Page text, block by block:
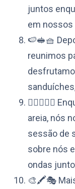
juntos
em nossos
🍉🥪🧺
reunimos
🏄‍♂️🏄‍♀️🌊
areia, nós
sessão de
sobre nós
ondas
🎨🖍️🎭